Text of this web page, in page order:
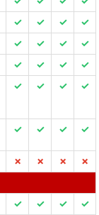
✓ ✓ ✓
✓
✓ ✓ ✓
✓
✓ ✓ ✓
✓
✓ ✓ ✓ ✓
✓ ✓ ✓ ✓
✗ ✗ ✗
✗
✓ ✓ ✓
✓